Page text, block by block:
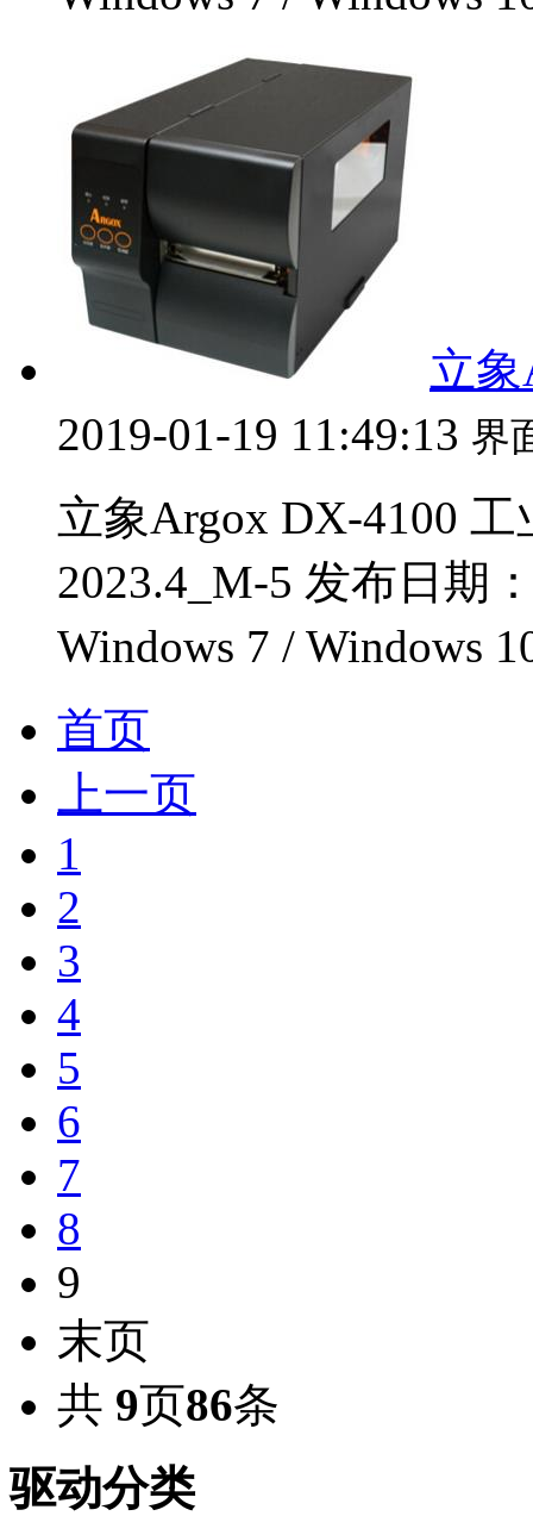
立
2019-01-19 11:49:13 界
立象Argox DX-4100
2023.4_M-5 发布日期
Windows 7 / Windows
首页
上一页
1
2
3
4
5
6
7
8
9
末页
共 9页86条
驱动分类